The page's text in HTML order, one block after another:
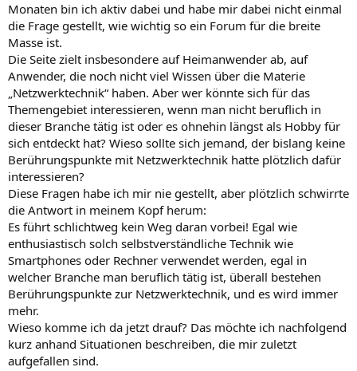
Monaten bin ich aktiv dabei und habe mir dabei nicht einmal
die Frage gestellt, wie wichtig so ein Forum für die breite
Masse ist.
Die Seite zielt insbesondere auf Heimanwender ab, auf
Anwender, die noch nicht viel Wissen über die Materie
„Netzwerktechnik“ haben. Aber wer könnte sich für das
Themengebiet interessieren, wenn man nicht beruflich in
dieser Branche tätig ist oder es ohnehin längst als Hobby für
sich entdeckt hat? Wieso sollte sich jemand, der bislang keine
Berührungspunkte mit Netzwerktechnik hatte plötzlich dafür
interessieren?
Diese Fragen habe ich mir nie gestellt, aber plötzlich schwirrte
die Antwort in meinem Kopf herum:
Es führt schlichtweg kein Weg daran vorbei! Egal wie
enthusiastisch solch selbstverständliche Technik wie
Smartphones oder Rechner verwendet werden, egal in
welcher Branche man beruflich tätig ist, überall bestehen
Berührungspunkte zur Netzwerktechnik, und es wird immer
mehr.
Wieso komme ich da jetzt drauf? Das möchte ich nachfolgend
kurz anhand Situationen beschreiben, die mir zuletzt
aufgefallen sind.